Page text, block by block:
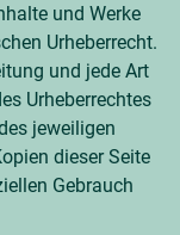
und Werke
Urheberrecht.
und jede Art
Urheberrechtes
jeweiligen
dieser Seite
Gebrauch